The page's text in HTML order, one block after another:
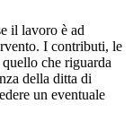
il lavoro è ad
I contributi, le
che riguarda
della ditta di
un eventuale